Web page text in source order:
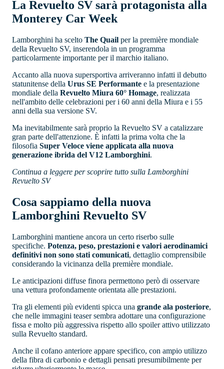
La Revuelto SV sarà protagonista alla
Monterey Car Week
Lamborghini ha scelto The Quail per la première mondiale
della Revuelto SV, inserendola in un programma
particolarmente importante per il marchio italiano.
Accanto alla nuova supersportiva arriveranno infatti il debutto
statunitense della Urus SE Performante e la presentazione
mondiale della Revuelto Miura 60° Homage, realizzata
nell'ambito delle celebrazioni per i 60 anni della Miura e i 55
anni della sua versione SV.
Ma inevitabilmente sarà proprio la Revuelto SV a catalizzare
gran parte dell'attenzione. È infatti la prima volta che la
filosofia Super Veloce viene applicata alla nuova
generazione ibrida del V12 Lamborghini.
Continua a leggere per scoprire tutto sulla Lamborghini
Revuelto SV
Cosa sappiamo della nuova
Lamborghini Revuelto SV
Lamborghini mantiene ancora un certo riserbo sulle
specifiche. Potenza, peso, prestazioni e valori aerodinamici
definitivi non sono stati comunicati, dettaglio comprensibile
considerando la vicinanza della première mondiale.
Le anticipazioni diffuse finora permettono però di osservare
una vettura profondamente orientata alle prestazioni.
Tra gli elementi più evidenti spicca una grande ala posteriore,
che nelle immagini teaser sembra adottare una configurazione
fissa e molto più aggressiva rispetto allo spoiler attivo utilizzato
sulla Revuelto standard.
Anche il cofano anteriore appare specifico, con ampio utilizzo
della fibra di carbonio e dettagli pensati presumibilmente per